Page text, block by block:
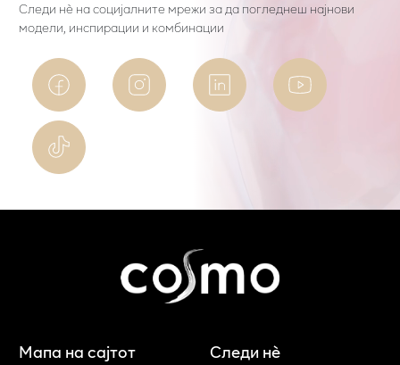
Следи нѐ на социјалните мрежи за да погледнеш најнови
модели, инспирации и комбинации
Мапа на сајтот Следи нè